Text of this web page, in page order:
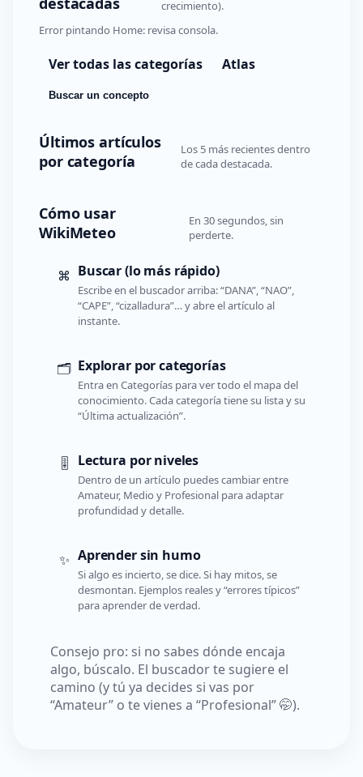
crecimiento).
Error pintando Home: revisa consola.
Ver todas las categorías Atlas
Buscar un concepto
Últimos artículos
por categoría
Los 5 más recientes dentro
de cada destacada.
Cómo usar
WikiMeteo
En 30 segundos, sin
perderte.
⌘ Buscar (lo más rápido)
Escribe en el buscador arriba: “DANA”, “NAO”,
“CAPE”, “cizalladura”… y abre el artículo al
instante.
🗂️ Explorar por categorías
Entra en Categorías para ver todo el mapa del
conocimiento. Cada categoría tiene su lista y su
“Última actualización”.
🎚️ Lectura por niveles
Dentro de un artículo puedes cambiar entre
Amateur, Medio y Profesional para adaptar
profundidad y detalle.
✨ Aprender sin humo
Si algo es incierto, se dice. Si hay mitos, se
desmontan. Ejemplos reales y “errores típicos”
para aprender de verdad.
Consejo pro: si no sabes dónde encaja
algo, búscalo. El buscador te sugiere el
camino (y tú ya decides si vas por
“Amateur” o te vienes a “Profesional” 🤭).